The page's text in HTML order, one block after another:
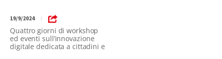
19/9/2024 |
Quattro giorni di workshop
ed eventi sull’innovazione
digitale dedicata a cittadini e